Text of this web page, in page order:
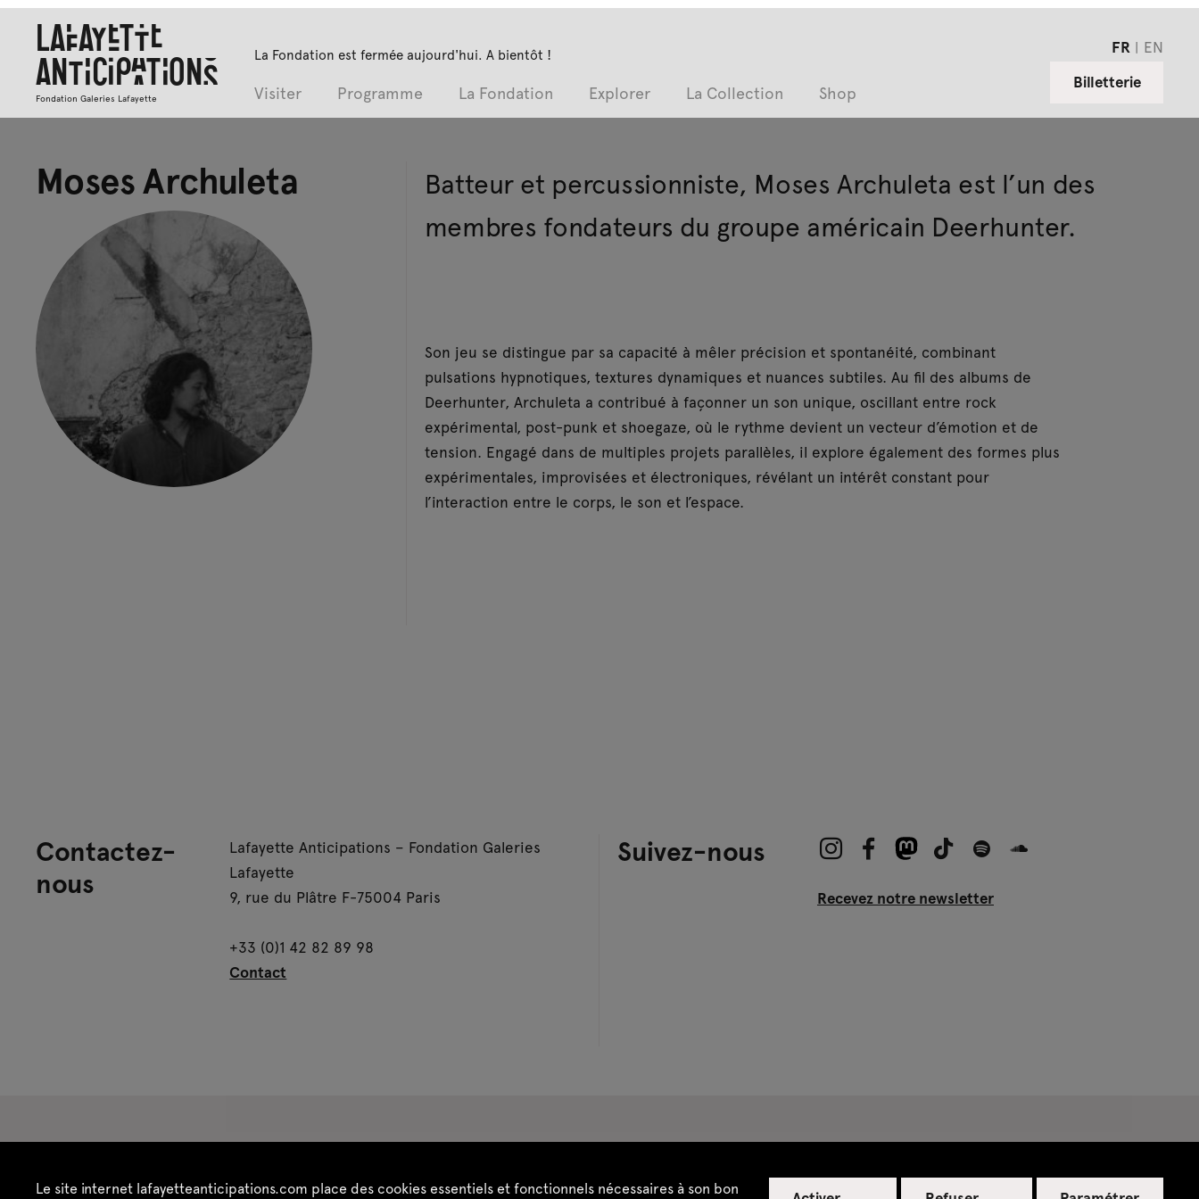
Le site internet lafayetteanticipations.com place des cookies essentiels et fonctionnels nécessaires à son bon
Lafayette
Anticipations
Fondation Galeries Lafayette
La Fondation est fermée aujourd'hui. A bientôt !
Visiter Programme La Fondation Explorer La Collection Shop
FR
EN
Billetterie
Moses Archuleta
Batteur et percussionniste, Moses Archuleta est l’un des
membres fondateurs du groupe américain Deerhunter.
Son jeu se distingue par sa capacité à mêler précision et spontanéité, combinant
pulsations hypnotiques, textures dynamiques et nuances subtiles. Au fil des albums de
Deerhunter, Archuleta a contribué à façonner un son unique, oscillant entre rock
expérimental, post-punk et shoegaze, où le rythme devient un vecteur d’émotion et de
tension. Engagé dans de multiples projets parallèles, il explore également des formes plus
expérimentales, improvisées et électroniques, révélant un intérêt constant pour
l’interaction entre le corps, le son et l’espace.
Contactez-
nous
Lafayette Anticipations – Fondation Galeries
Lafayette
9, rue du Plâtre F-75004 Paris
+33 (0)1 42 82 89 98
Contact
Suivez-nous
Recevez notre newsletter